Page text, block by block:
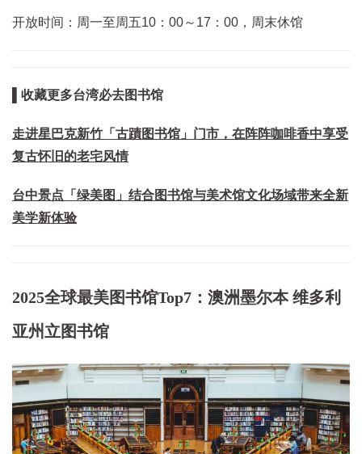
开放时间：周一至周五10：00～17：00，周末休馆
▌收藏更多台湾必去图书馆
走进星巴克新竹「古蹟图书馆」门市，在阵阵咖啡香中享受
复古怀旧的老宅风情
台中景点「绿美图」结合图书馆与美术馆文化场域带来全新
美学新体验
2025全球最美图书馆Top7：澳洲墨尔本 维多利
亚州立图书馆